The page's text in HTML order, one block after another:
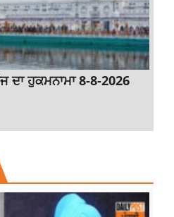
ਦਾ ਹੁਕਮਨਾਮਾ 8-8-2026